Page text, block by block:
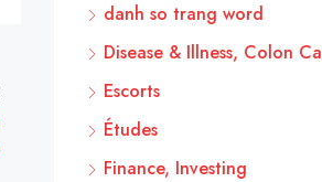
danh so trang word
Disease & Illness, Colon
Escorts
Études
Finance, Investing